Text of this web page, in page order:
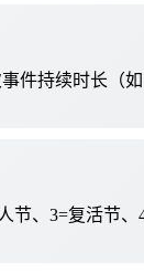
持续时长（如
、3=复活节